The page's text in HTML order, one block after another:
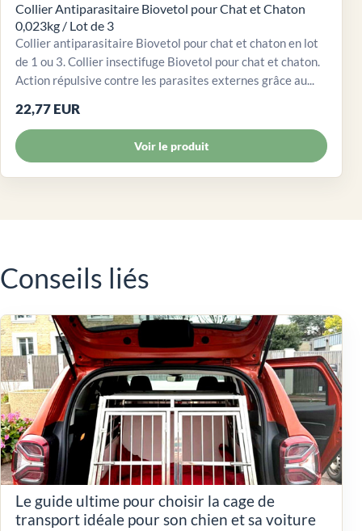
Collier Antiparasitaire Biovetol pour Chat et Chaton
0,023kg / Lot de 3
Collier antiparasitaire Biovetol pour chat et chaton en lot
de 1 ou 3. Collier insectifuge Biovetol pour chat et chaton.
Action répulsive contre les parasites externes grâce au...
22,77 EUR
Voir le produit
Conseils liés
Le guide ultime pour choisir la cage de
transport idéale pour son chien et sa voiture